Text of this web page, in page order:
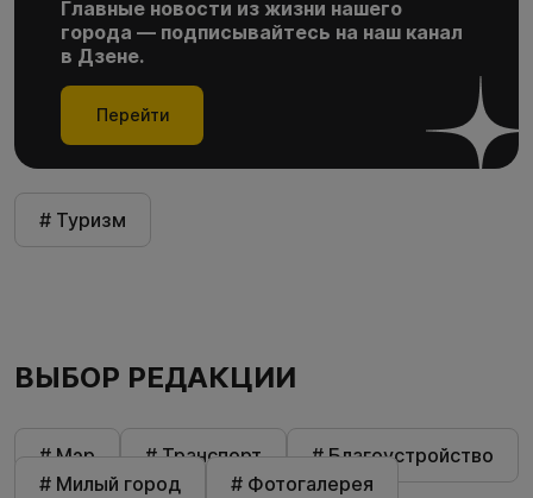
Главные новости из жизни нашего
города — подписывайтесь на наш канал
в Дзене.
Перейти
# Туризм
ВЫБОР РЕДАКЦИИ
# Мэр # Транспорт
# Благоустройство
# Милый город
# Фотогалерея